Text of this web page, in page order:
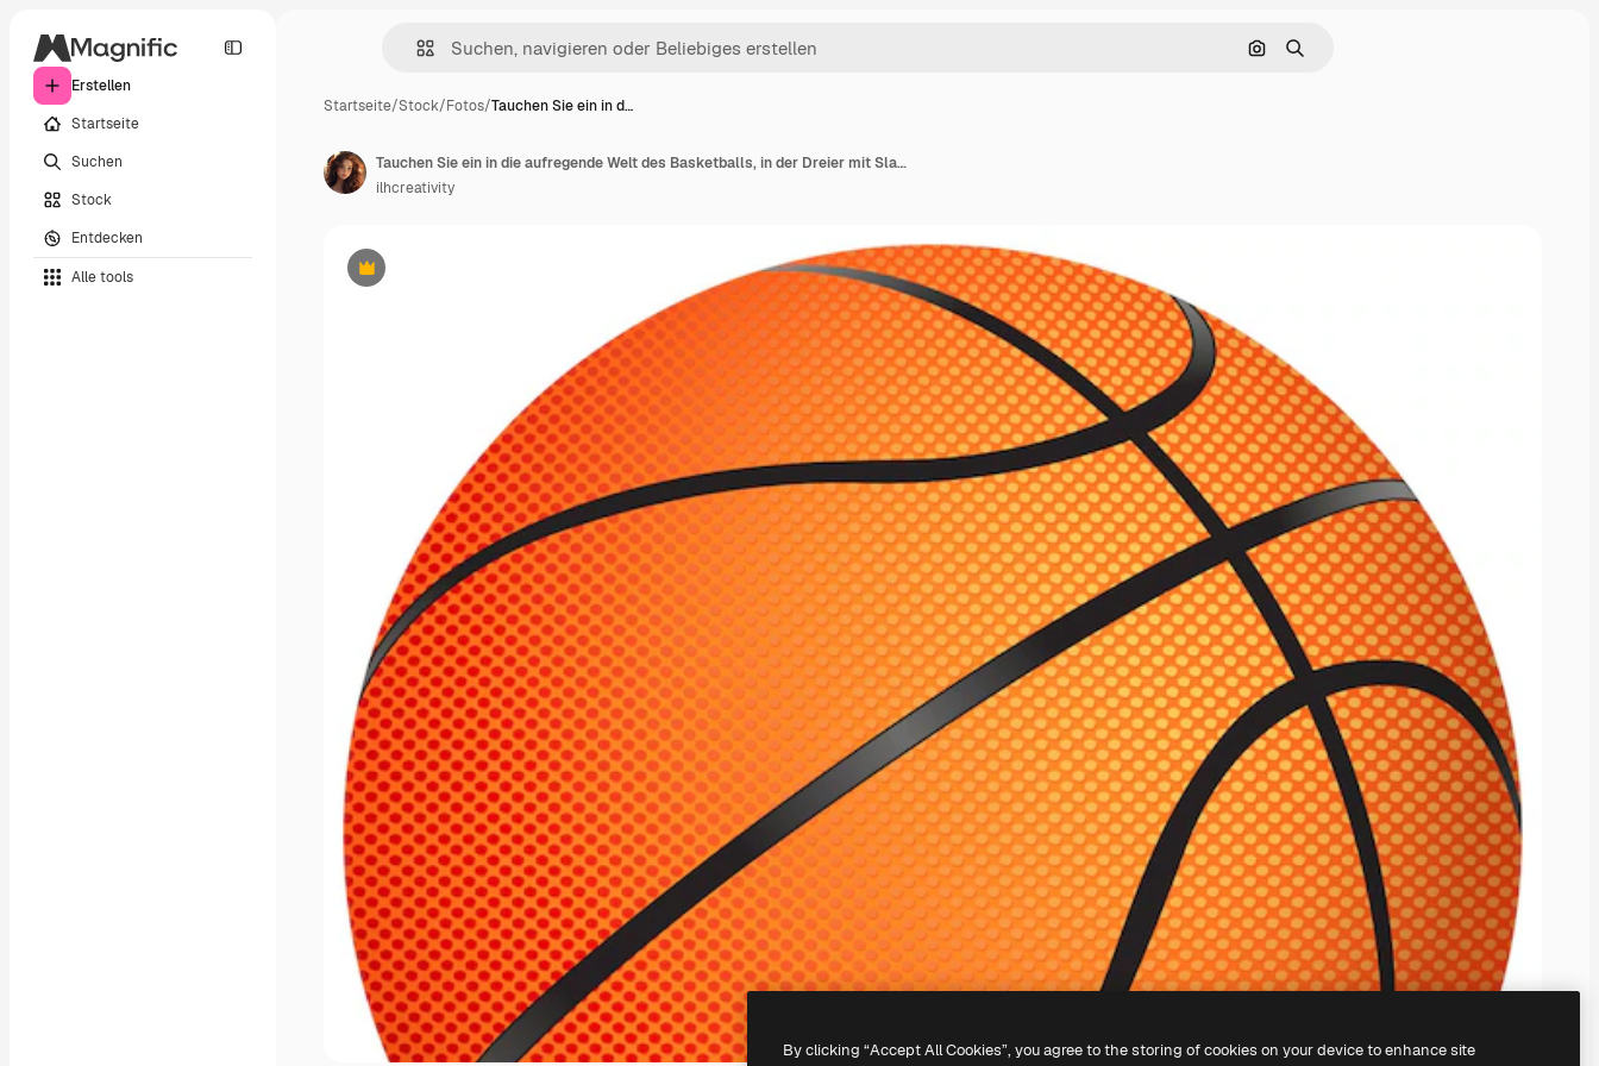
Erstellen
Startseite
Suchen
Stock
Entdecken
Alle tools
Nach Bild suchen
Suchen
Startseite/Stock/Fotos/Tauchen Sie ein in d…
Premium
Tauchen Sie ein in die aufregende Welt des Basketballs, in der Dreier mit Slam-Dunks gespielt werden
ilhcreativity
By clicking “Accept All Cookies”, you agree to the storing of cookies on your device to enhance site